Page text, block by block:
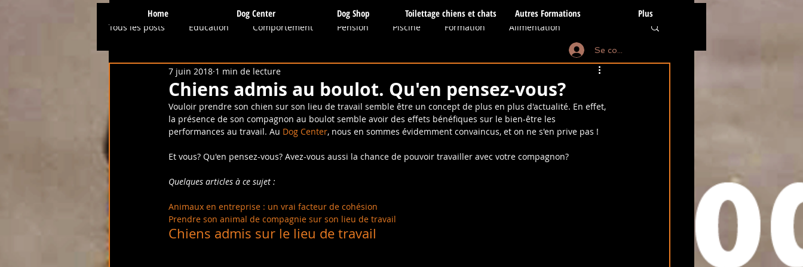
Home Dog Center Dog Shop Toilettage chiens et chats Autres Formations Plus
Se connecter
Tous les posts Education Comportement Pension Piscine Formation Alimentation
Physio / Hydro Presse et Médias
Conseils et Astuces Ostéopathie Obéissance Massages Elevage Communication subtile
Chiens admis au boulot. Qu'en pensez-vous?
7 juin 2018 1 min de lecture
Vouloir prendre son chien sur son lieu de travail semble être un concept de plus en plus d'actualité. En effet,
la présence de son compagnon au boulot semble avoir des effets bénéfiques sur le bien-être les
performances au travail. Au Dog Center, nous en sommes évidemment convaincus, et on ne s'en prive pas !
Et vous? Qu'en pensez-vous? Avez-vous aussi la chance de pouvoir travailler avec votre compagnon?
Quelques articles à ce sujet :
Animaux en entreprise : un vrai facteur de cohésion
Prendre son animal de compagnie sur son lieu de travail
Chiens admis sur le lieu de travail